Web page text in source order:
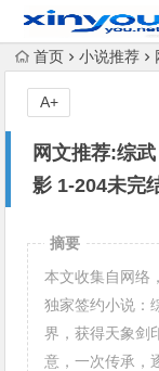
首页 小说推荐
网文推荐:综
影 1-204未完
A+
摘要
本文收集自网络
独家签约小说：
界，获得天象剑
意，一次传承，